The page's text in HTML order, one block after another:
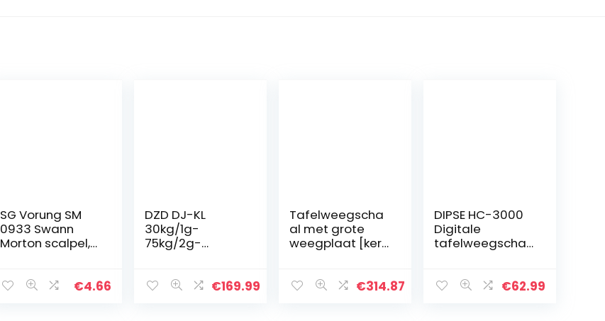
SG Vorung SM
0933 Swann
Morton scalpel,
nr. 3 greep
€4.66
DZD DJ-KL
30kg/1g-
75kg/2g-
platformweegs
€169.99
Tafelweegscha
al met grote
weegplaat [kern
weegbereik€314.87
DIPSE HC-3000
Digitale
tafelweegscha
laboratoriumwe
€62.99